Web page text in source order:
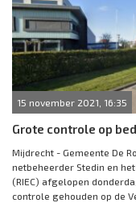
15 november 2021, 16:35
Grote controle op
Mijdrecht - Gemeente De
netbeheerder Stedin en
(RIEC) afgelopen
controle gehouden op de